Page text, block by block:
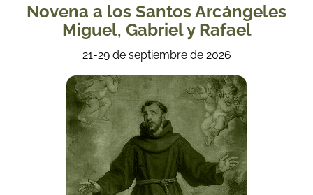
Novena a los Santos Arcángeles
Miguel, Gabriel y Rafael
21-29 de septiembre de 2026